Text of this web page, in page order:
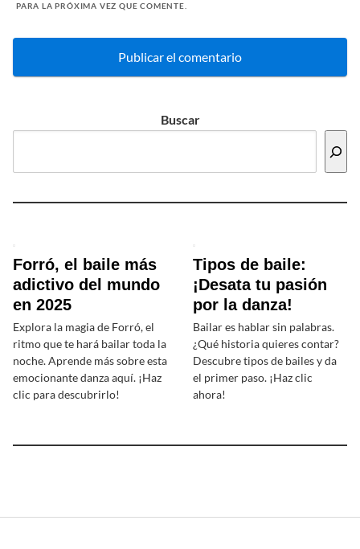
PARA LA PRÓXIMA VEZ QUE COMENTE.
Buscar
Forró, el baile más
adictivo del mundo
en 2025
Explora la magia de Forró, el
ritmo que te hará bailar toda la
noche. Aprende más sobre esta
emocionante danza aquí. ¡Haz
clic para descubrirlo!
Tipos de baile:
¡Desata tu pasión
por la danza!
Bailar es hablar sin palabras.
¿Qué historia quieres contar?
Descubre tipos de bailes y da
el primer paso. ¡Haz clic
ahora!